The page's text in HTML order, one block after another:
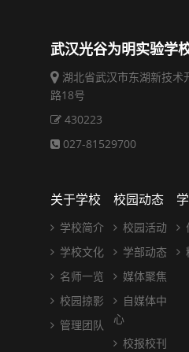
武汉光谷为明实验学
湖北省武汉市东湖新技术
路18号
430223
027-81529700
关于学校
学校简介
学校文化
名师一览
校园掠影
管理团队
校园动态
校园活动
学部动态
媒体聚焦
自媒体中
心
校报校刊